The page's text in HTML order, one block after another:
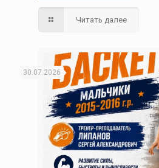
Читать далее
30.07.2026